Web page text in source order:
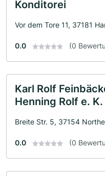
Konditorei
Vor dem Tore 11, 37181
0.0 (0
Karl Rolf
Henning Rolf e. K.
Breite Str. 5, 37154
0.0 (0